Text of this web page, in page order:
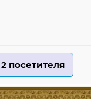
2 посетителя